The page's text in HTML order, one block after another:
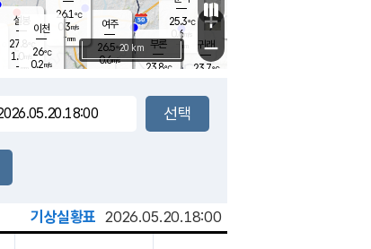
25.3℃
0.6m/s
mm
부론
23.8℃
여주
26.5℃
0.6m/s
장호원
26.1℃
0.3m/s
-mm
설봉
27.8
1.0
- mm
귀래
23.7℃
이천
26℃
0.2m/s
+
−
20 km
기상실황표 2026.05.20.18:00